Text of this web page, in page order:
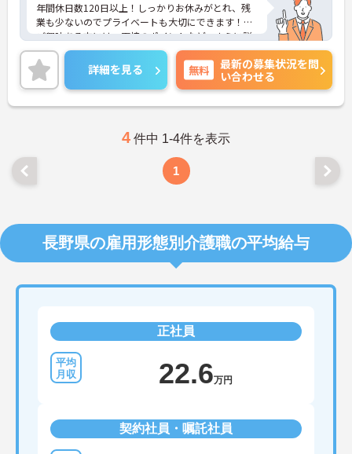
年間休日数120日以上！しっかりお休みがとれ、残
業も少ないのでプライベートも大切にできます！
ご興味ある方には、面接のポイントなど、さらに詳
細をお話致しますのでお気軽にご相談ください。
詳細を見る 無料
最新の募集状況を問
い合わせる
4 件中 1-4件を表示
1
長野県の雇用形態別介護職の平均給与
正社員
22.6万円
契約社員・嘱託社員